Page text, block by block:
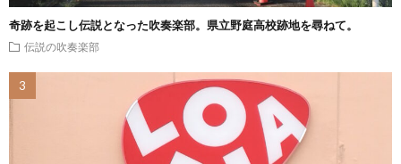
奇跡を起こし伝説となった吹奏楽部。県立野庭高校跡地を尋ねて。
伝説の吹奏楽部